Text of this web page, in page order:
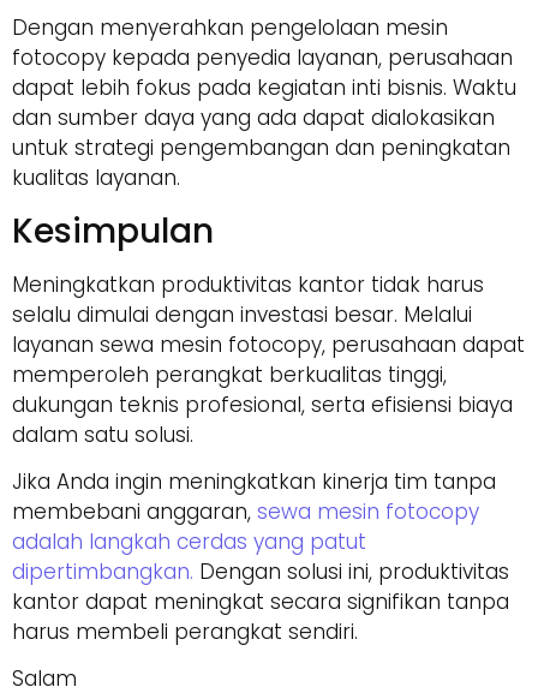
Dengan menyerahkan pengelolaan mesin
fotocopy kepada penyedia layanan, perusahaan
dapat lebih fokus pada kegiatan inti bisnis. Waktu
dan sumber daya yang ada dapat dialokasikan
untuk strategi pengembangan dan peningkatan
kualitas layanan.
Kesimpulan
Meningkatkan produktivitas kantor tidak harus
selalu dimulai dengan investasi besar. Melalui
layanan sewa mesin fotocopy, perusahaan dapat
memperoleh perangkat berkualitas tinggi,
dukungan teknis profesional, serta efisiensi biaya
dalam satu solusi.
Jika Anda ingin meningkatkan kinerja tim tanpa
membebani anggaran, sewa mesin fotocopy
adalah langkah cerdas yang patut
dipertimbangkan. Dengan solusi ini, produktivitas
kantor dapat meningkat secara signifikan tanpa
harus membeli perangkat sendiri.
Salam